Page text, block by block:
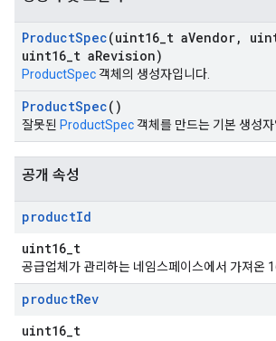
ProductSpec(uint16 t aVendor,
uint16 t aRevision)
ProductSpec 객체의 생성자입니다.
ProductSpec()
잘못된 ProductSpec 객체를 만드는 기본 생성자
공개 속성
productId
uint16_t
공급업체가 관리하는 네임스페이스에서 가져온
productRev
uint16_t